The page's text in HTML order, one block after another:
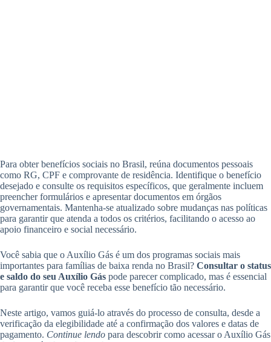
Para obter benefícios sociais no Brasil, reúna documentos pessoais
como RG, CPF e comprovante de residência. Identifique o benefício
desejado e consulte os requisitos específicos, que geralmente incluem
preencher formulários e apresentar documentos em órgãos
governamentais. Mantenha-se atualizado sobre mudanças nas políticas
para garantir que atenda a todos os critérios, facilitando o acesso ao
apoio financeiro e social necessário.
Você sabia que o Auxílio Gás é um dos programas sociais mais
importantes para famílias de baixa renda no Brasil? Consultar o status
e saldo do seu Auxílio Gás pode parecer complicado, mas é essencial
para garantir que você receba esse benefício tão necessário.
Neste artigo, vamos guiá-lo através do processo de consulta, desde a
verificação da elegibilidade até a confirmação dos valores e datas de
pagamento. Continue lendo para descobrir como acessar o Auxílio Gás